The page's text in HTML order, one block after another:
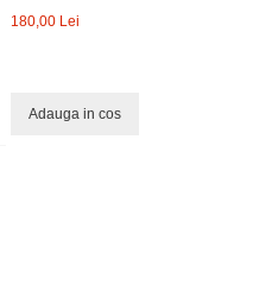
180,00 Lei
Adauga in cos